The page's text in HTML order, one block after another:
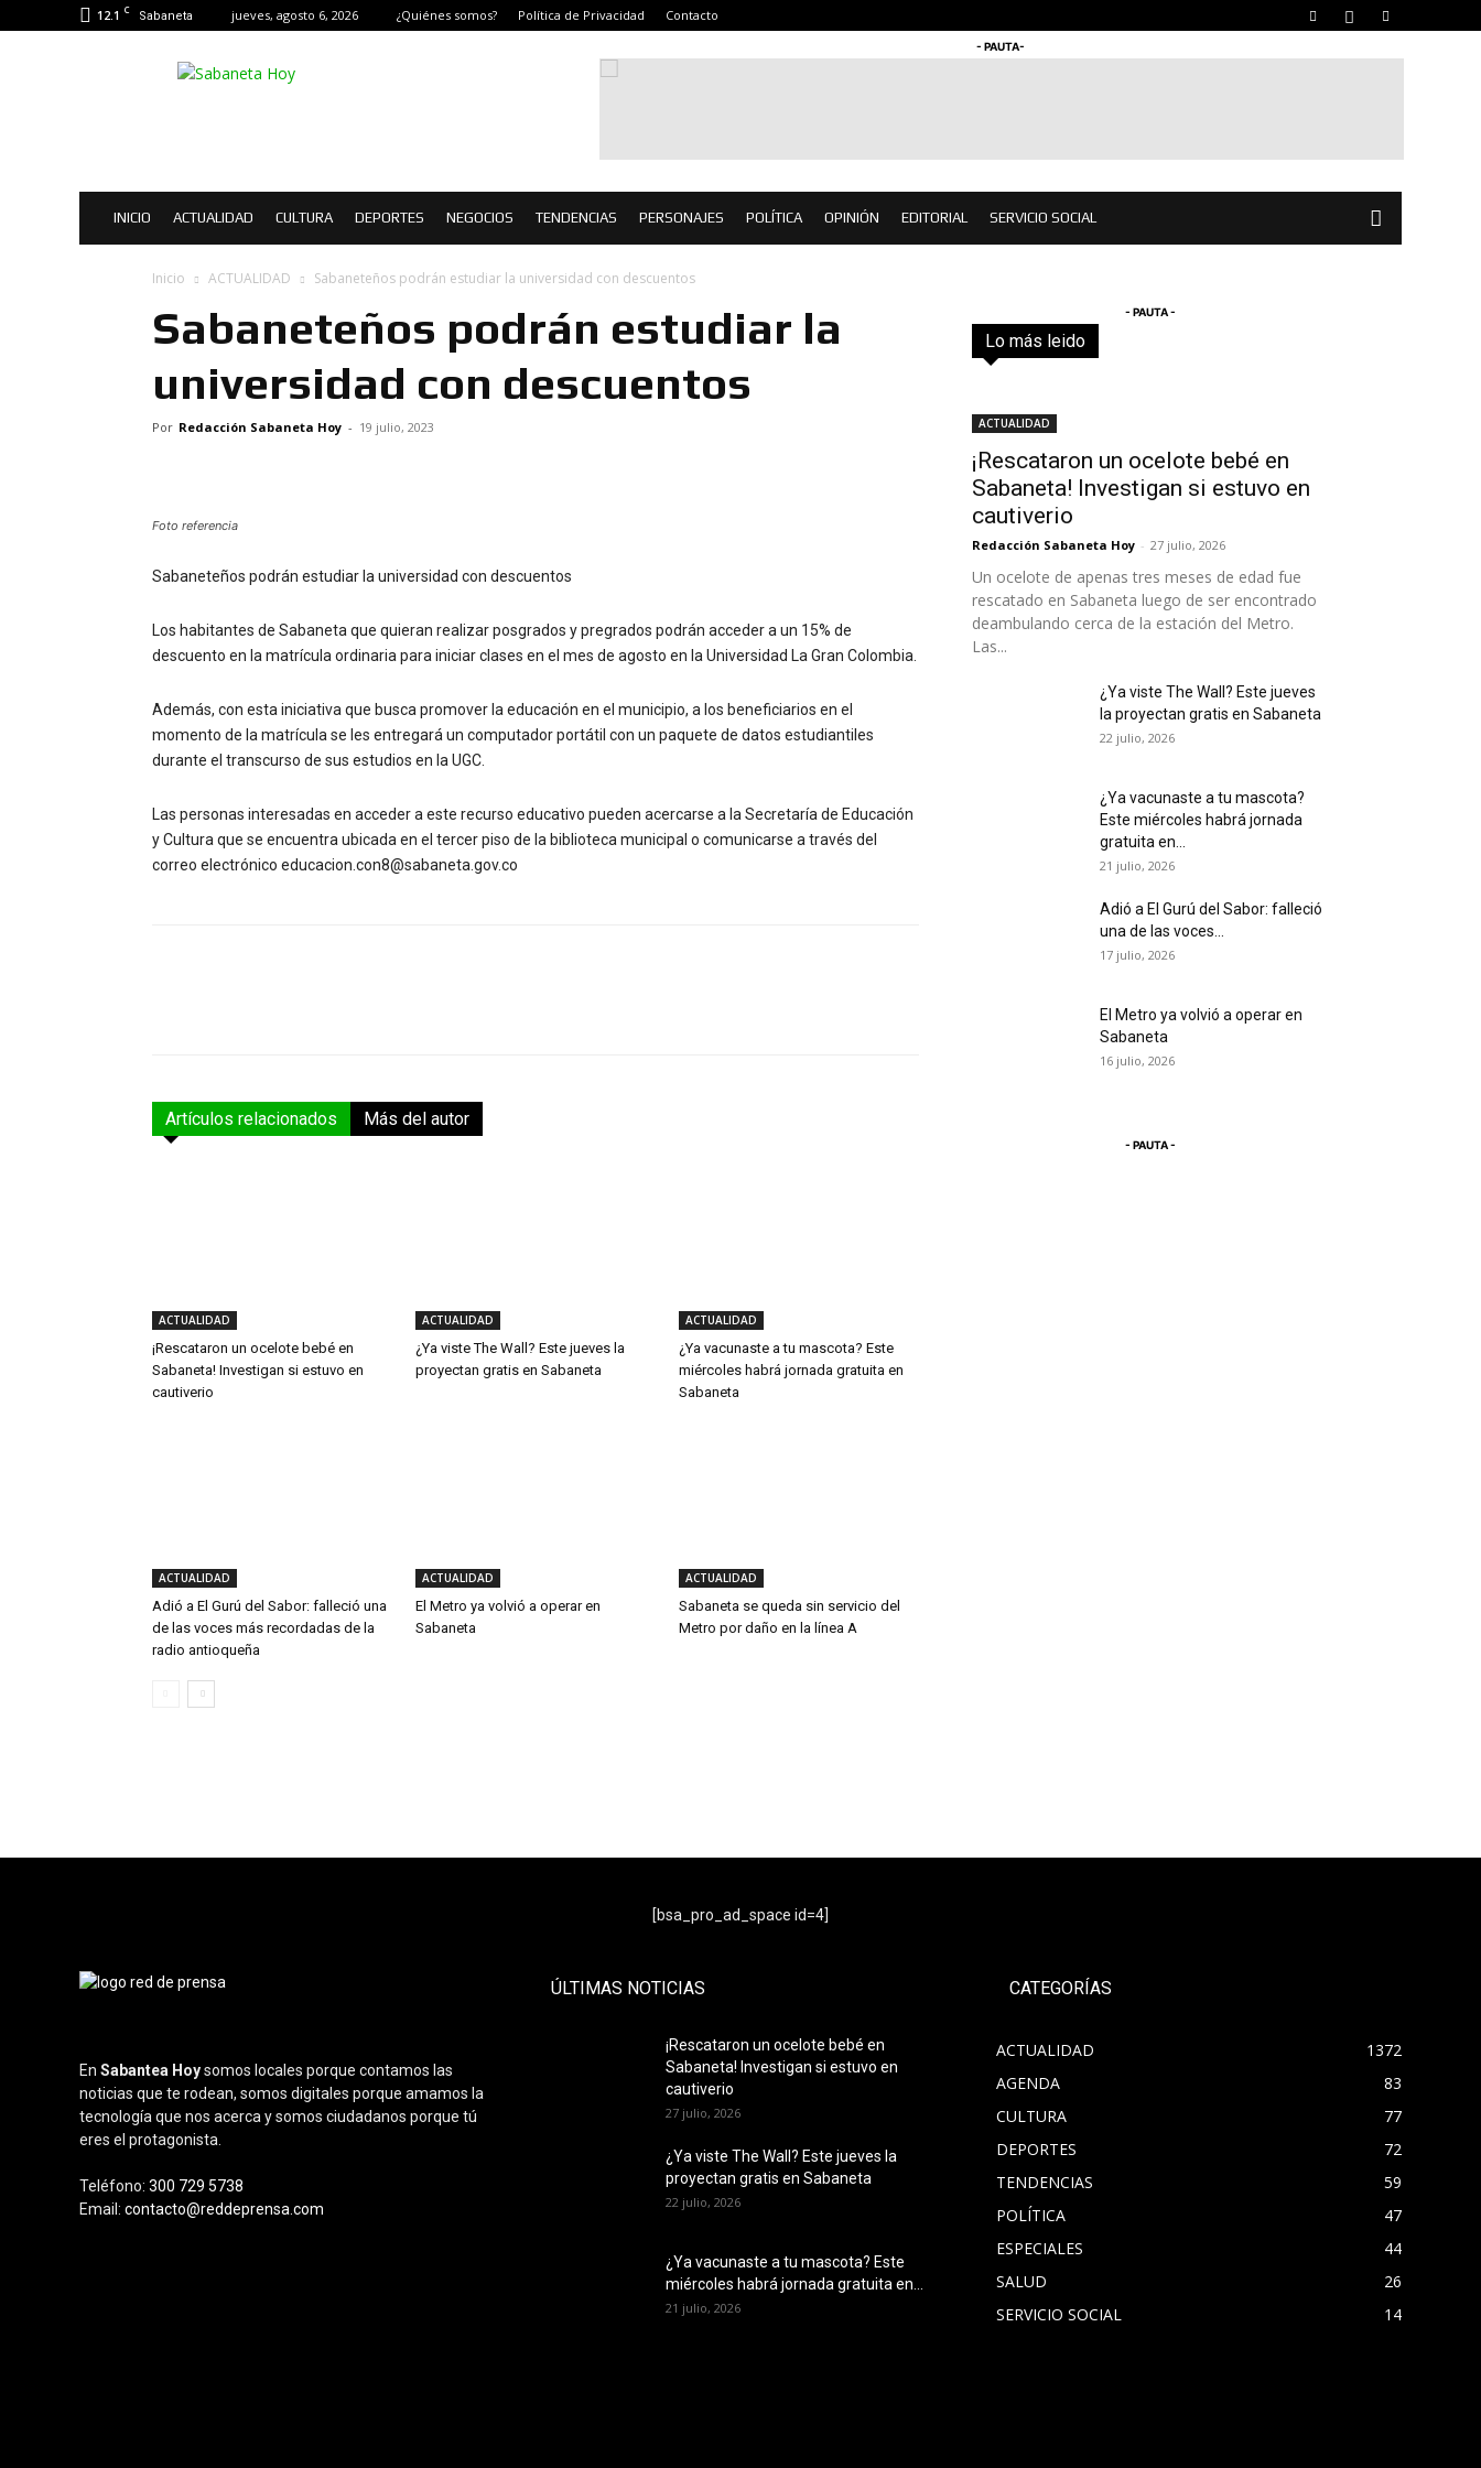
12.1 C Sabaneta jueves, agosto 6, 2026 ¿Quiénes somos? Política de Privacidad Contacto
Sabaneta
- PAUTA-
INICIO ACTUALIDAD CULTURA DEPORTES NEGOCIOS TENDENCIAS PERSONAJES POLÍTICA OPINIÓN EDITORIAL SERVICIO SOCIAL
Inicio ACTUALIDAD Sabaneteños podrán estudiar la universidad con descuentos
Sabaneteños podrán estudiar la
universidad con descuentos
Por Redacción Sabaneta Hoy - 19 julio, 2023
Foto referencia
Sabaneteños podrán estudiar la universidad con descuentos
Los habitantes de Sabaneta que quieran realizar posgrados y pregrados podrán acceder a un 15% de
descuento en la matrícula ordinaria para iniciar clases en el mes de agosto en la Universidad La Gran Colombia.
Además, con esta iniciativa que busca promover la educación en el municipio, a los beneficiarios en el
momento de la matrícula se les entregará un computador portátil con un paquete de datos estudiantiles
durante el transcurso de sus estudios en la UGC.
Las personas interesadas en acceder a este recurso educativo pueden acercarse a la Secretaría de Educación
y Cultura que se encuentra ubicada en el tercer piso de la biblioteca municipal o comunicarse a través del
correo electrónico educacion.con8@sabaneta.gov.co
Artículos relacionados Más del autor
ACTUALIDAD
¡Rescataron un ocelote bebé en
Sabaneta! Investigan si estuvo en
cautiverio
ACTUALIDAD
¿Ya viste The Wall? Este jueves la
proyectan gratis en Sabaneta
ACTUALIDAD
¿Ya vacunaste a tu mascota? Este
miércoles habrá jornada gratuita en
Sabaneta
ACTUALIDAD
Adió a El Gurú del Sabor: falleció una
de las voces más recordadas de la
radio antioqueña
ACTUALIDAD
El Metro ya volvió a operar en
Sabaneta
ACTUALIDAD
Sabaneta se queda sin servicio del
Metro por daño en la línea A
- PAUTA -
Lo más leidoTodo
ACTUALIDAD
¡Rescataron un ocelote bebé en
Sabaneta! Investigan si estuvo en
cautiverio
Redacción Sabaneta Hoy - 27 julio, 2026
Un ocelote de apenas tres meses de edad fue
rescatado en Sabaneta luego de ser encontrado
deambulando cerca de la estación del Metro.
Las...
¿Ya viste The Wall? Este jueves
la proyectan gratis en Sabaneta
22 julio, 2026
¿Ya vacunaste a tu mascota?
Este miércoles habrá jornada
gratuita en...
21 julio, 2026
Adió a El Gurú del Sabor: falleció
una de las voces...
17 julio, 2026
El Metro ya volvió a operar en
Sabaneta
16 julio, 2026
- PAUTA -
[bsa_pro_ad_space id=4]
En Sabantea Hoysomos locales porque contamos las
noticias que te rodean, somos digitales porque amamos la
tecnología que nos acerca y somos ciudadanos porque tú
eres el protagonista.
Teléfono: 300 729 5738
Email: contacto@reddeprensa.com
ÚLTIMAS NOTICIAS
¡Rescataron un ocelote bebé en
Sabaneta! Investigan si estuvo en
cautiverio
27 julio, 2026
¿Ya viste The Wall? Este jueves la
proyectan gratis en Sabaneta
22 julio, 2026
¿Ya vacunaste a tu mascota? Este
miércoles habrá jornada gratuita en...
21 julio, 2026
CATEGORÍAS
ACTUALIDAD
1372
AGENDA
83
CULTURA
77
DEPORTES
72
TENDENCIAS
59
POLÍTICA
47
ESPECIALES
44
SALUD
26
SERVICIO SOCIAL
14